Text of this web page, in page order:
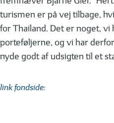
turismen er på vej tilbage,
for Thailand. Det er noget,
porteføljerne, og vi har
nyde godt af udsigten til et
link fondside: